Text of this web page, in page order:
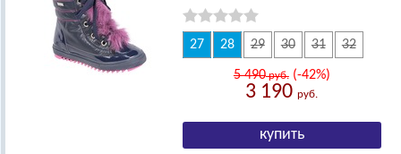
27 28 29 30 31 32
5 490руб.(-42%)
3 190руб.